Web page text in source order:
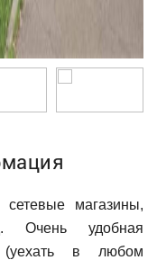
магазины,
Очень удобная
(уехать в любом